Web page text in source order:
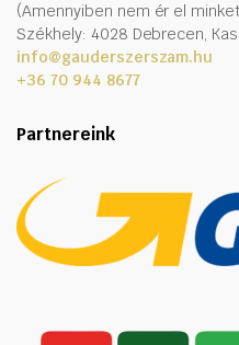
(Amennyiben nem ér el
Székhely: 4028 Debrecen,
info@gauderszerszam.hu
+36 70 944 8677
Partnereink